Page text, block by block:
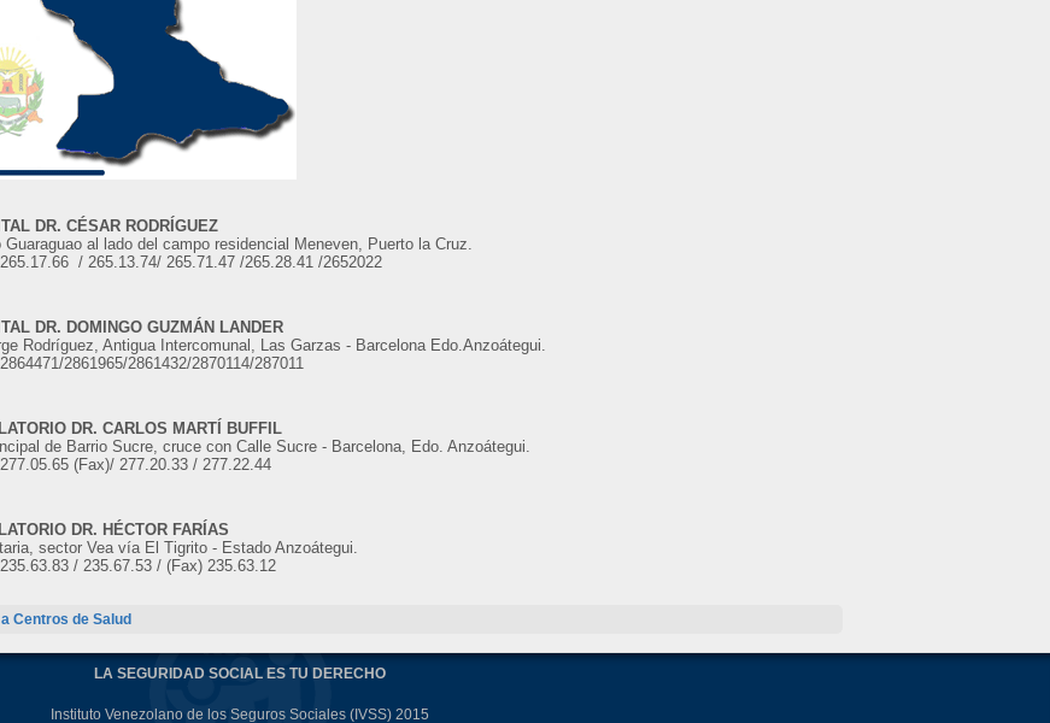
DR. CÉSAR RODRÍGUEZ
Guaraguao al lado del campo residencial Meneven, Puerto la Cruz.
/ 265.13.74/ 265.71.47 /265.28.41 /2652022
DR. DOMINGO GUZMÁN LANDER
Rodríguez, Antigua Intercomunal, Las Garzas - Barcelona Edo.Anzoátegui.
2861965/2861432/2870114/287011
DR. CARLOS MARTÍ BUFFIL
de Barrio Sucre, cruce con CalleSucre - Barcelona, Edo. Anzoátegui.
(Fax)/ 277.20.33 / 277.22.44
DR. HÉCTOR FARÍAS
sector Vea vía El Tigrito - Estado Anzoátegui.
/ 235.67.53 / (Fax) 235.63.12
Centros de Salud
LA SEGURIDAD SOCIAL ES TU DERECHO
Instituto Venezolano de los Seguros Sociales (IVSS) 2015